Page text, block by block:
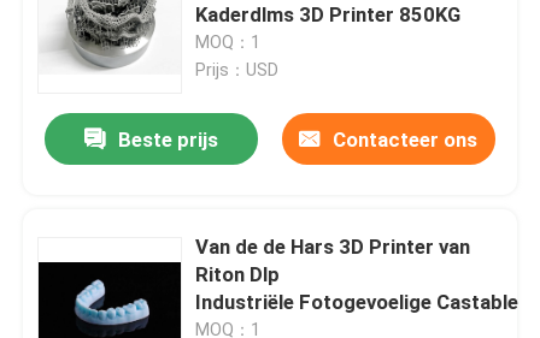
Kaderdlms 3D Printer 850KG
MOQ：1
Prijs：USD
Beste prijs Contacteer ons
Van de de Hars 3D Printer van
Riton Dlp
Industriële Fotogevoelige Castable
MOQ：1